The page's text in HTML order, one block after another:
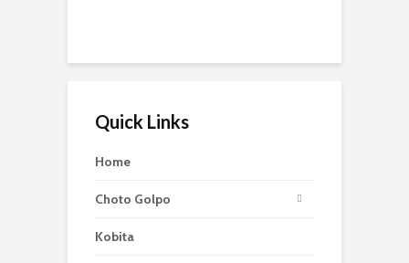
Quick Links
Home
Choto Golpo
Kobita